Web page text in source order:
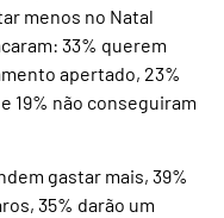
menos no Natal
33% querem
apertado, 23%
19% não conseguiram
gastar mais, 39%
35% darão um